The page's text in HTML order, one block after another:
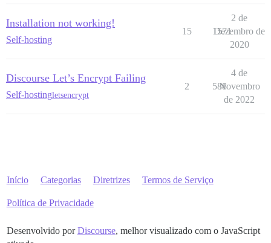
Installation not working!
Self-hosting
15 1571
2 de
Dezembro de
2020
Discourse Let’s Encrypt Failing
Self-hostingletsencrypt
2 588
4 de
Novembro
de 2022
Início Categorias Diretrizes Termos de Serviço
Política de Privacidade
Desenvolvido porDiscourse, melhor visualizado com o JavaScript